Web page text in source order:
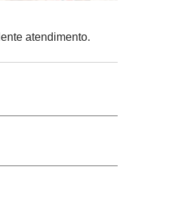
atendimento.